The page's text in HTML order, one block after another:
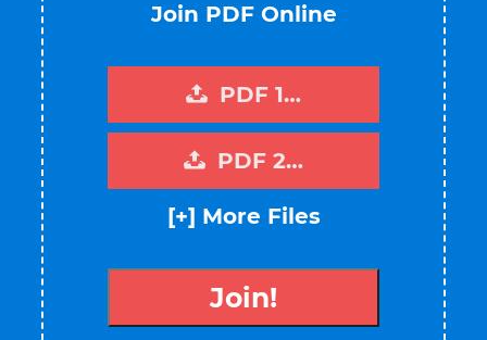
Join PDF Online
PDF 1…
PDF 2…
[+] More Files
Join!